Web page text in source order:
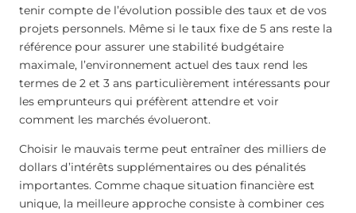
tenir compte de l’évolution possible des taux et de vos
projets personnels. Même si le taux fixe de 5 ans reste la
référence pour assurer une stabilité budgétaire
maximale, l’environnement actuel des taux rend les
termes de 2 et 3 ans particulièrement intéressants pour
les emprunteurs qui préfèrent attendre et voir
comment les marchés évolueront.
Choisir le mauvais terme peut entraîner des milliers de
dollars d’intérêts supplémentaires ou des pénalités
importantes. Comme chaque situation financière est
unique, la meilleure approche consiste à combiner ces